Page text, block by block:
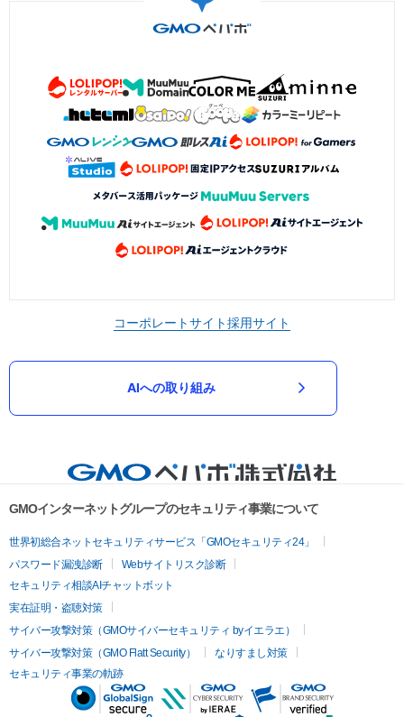
コーポレートサイト採用サイト
AIへの取り組み
GMOインターネットグループのセキュリティ事業について
世界初総合ネットセキュリティサービス「GMOセキュリティ24」
パスワード漏洩診断
Webサイトリスク診断
セキュリティ相談AIチャットボット
実在証明・盗聴対策
サイバー攻撃対策（GMOサイバーセキュリティ byイエラエ）
サイバー攻撃対策（GMO Flatt Security）
なりすまし対策
セキュリティ事業の軌跡